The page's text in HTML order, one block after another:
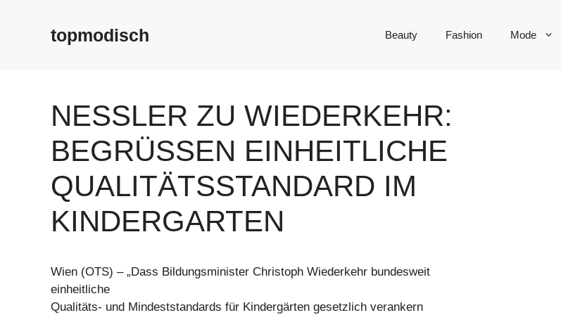
topmodisch Beauty Fashion Mode
NESSLER ZU WIEDERKEHR: B
EGRÜSSEN EINHEITLICHE QU
ALITÄTSSTANDARD IM KI
NDERGARTEN
Wien (OTS) – „Dass Bildungsminister Christoph Wiederkehr bundesweit
einheitliche
Qualitäts- und Mindeststandards für Kindergärten gesetzlich verankern